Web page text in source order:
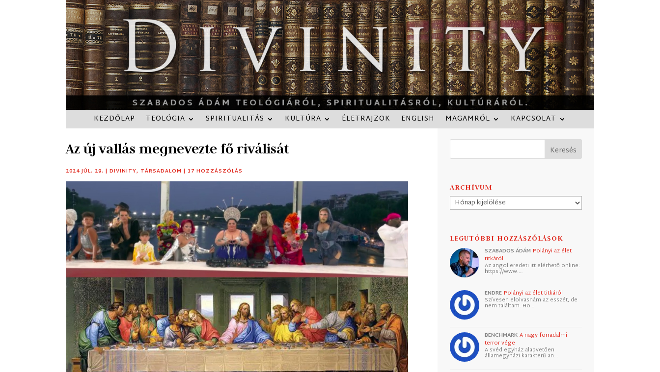
KEZDŐLAP TEOLÓGIA SPIRITUALITÁS KULTÚRA ÉLETRAJZOK ENGLISH MAGAMRÓL KAPCSOLAT
Az új vallás megnevezte fő riválisát
2024 JÚL. 29. |DIVINITY, TÁRSADALOM | 17 HOZZÁSZÓLÁS
ARCHÍVUM
Archívum
LEGUTÓBBI HOZZÁSZÓLÁSOK
SZABADOS ÁDÁM Polányi az élet
titkáról
Az angol eredeti itt elérhető online:
https://www.…
ENDRE Polányi az élet titkáról
Szívesen elolvasnám az esszét, de
nem találtam. Ho…
BENCHMARK A nagy forradalmi
terror vége
A svéd egyház alapvetően
államegyházi karakterű an…